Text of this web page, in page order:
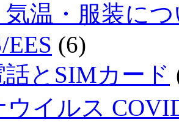
気温・服装に
EES (6)
とSIMカード
ウイルス